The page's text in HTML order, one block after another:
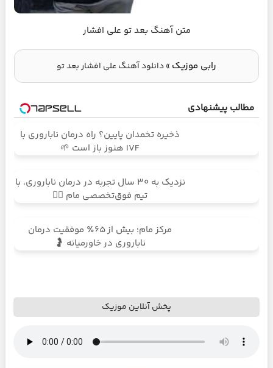
متن آهنگ بعد تو علی افشار
رابی موزیک »دانلود آهنگ علی افشار بعد تو
مطالب پیشنهادی
ذخیره تخمدان پایین؟ راه درمان ناباروری با
IVF هنوز باز است 🌱
نزدیک به ۳۰ سال تجربه در درمان ناباروری، با
تیم فوق‌تخصصی مام 👩‍⚕️
مرکز مام؛ بیش از ۶۵٪ موفقیت درمان
ناباروری در خاورمیانه 🤰
پخش آنلاین موزیک